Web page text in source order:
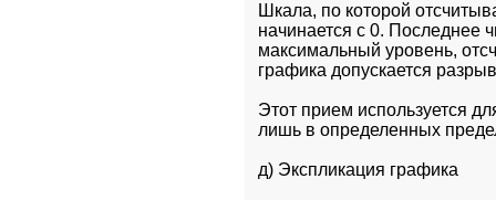
Шкала, по которой
начинается с 0. Последнее
максимальный уровень,
графика допускается
Этот прием используется
лишь в определенных
д) Экспликация графика